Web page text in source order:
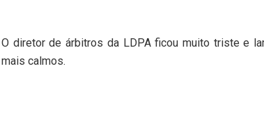
O diretor de árbitros da LDPA ficou muito triste e
mais calmos.